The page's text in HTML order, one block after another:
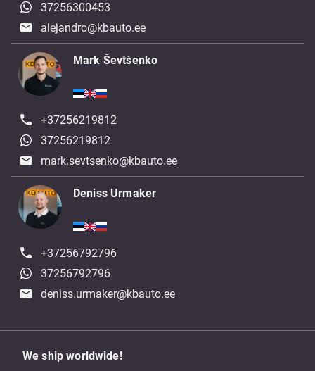
37256300453
alejandro@kbauto.ee
Mark Ševtšenko
+37256219812
37256219812
mark.sevtsenko@kbauto.ee
Deniss Urmaker
+37256792796
37256792796
deniss.urmaker@kbauto.ee
We ship worldwide!